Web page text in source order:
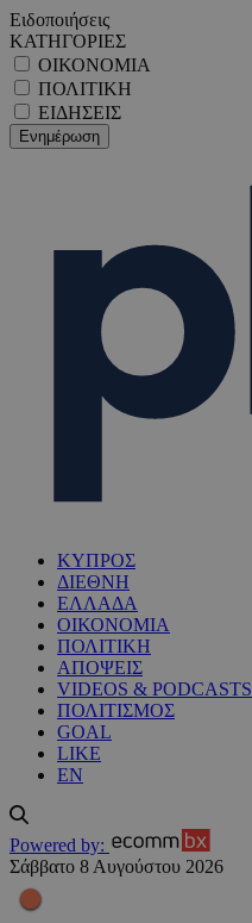
Ειδοποιήσεις
ΚΑΤΗΓΟΡΙΕΣ
ΟΙΚΟΝΟΜΙΑ
ΠΟΛΙΤΙΚΗ
ΕΙΔΗΣΕΙΣ
ΚΥΠΡΟΣ
ΔΙΕΘΝΗ
ΕΛΛΑΔΑ
ΟΙΚΟΝΟΜΙΑ
ΠΟΛΙΤΙΚΗ
ΑΠΟΨΕΙΣ
VIDEOS & PODCASTS
ΠΟΛΙΤΙΣΜΟΣ
GOAL
LIKE
EN
Powered by:
Σάββατο 8 Αυγούστου 2026